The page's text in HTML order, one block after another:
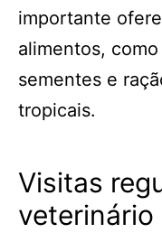
importante
alimentos,
sementes e
tropicais.
Visitas
veterinário